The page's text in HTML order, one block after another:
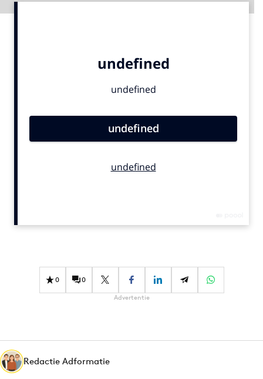
Carriere
Design
Diversiteit
Effectiviteit
Martech
Media
0 0
Advertentie
Redactie Adformatie